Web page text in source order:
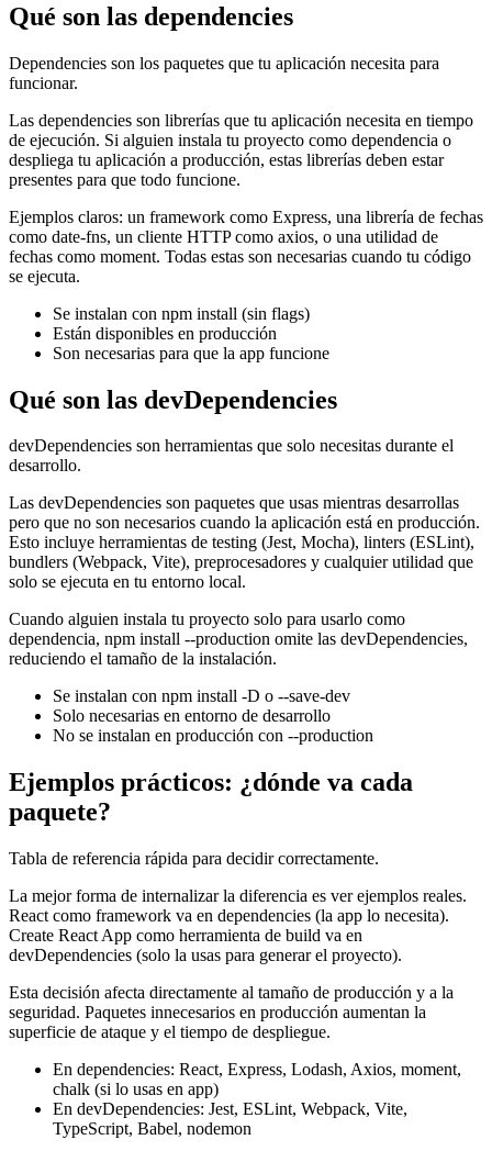
Qué son las dependencies
Dependencies son los paquetes que tu aplicación necesita para
funcionar.
Las dependencies son librerías que tu aplicación necesita en tiempo
de ejecución. Si alguien instala tu proyecto como dependencia o
despliega tu aplicación a producción, estas librerías deben estar
presentes para que todo funcione.
Ejemplos claros: un framework como Express, una librería de fechas
como date-fns, un cliente HTTP como axios, o una utilidad de
fechas como moment. Todas estas son necesarias cuando tu código
se ejecuta.
Se instalan con npm install (sin flags)
Están disponibles en producción
Son necesarias para que la app funcione
Qué son las devDependencies
devDependencies son herramientas que solo necesitas durante el
desarrollo.
Las devDependencies son paquetes que usas mientras desarrollas
pero que no son necesarios cuando la aplicación está en producción.
Esto incluye herramientas de testing (Jest, Mocha), linters (ESLint),
bundlers (Webpack, Vite), preprocesadores y cualquier utilidad que
solo se ejecuta en tu entorno local.
Cuando alguien instala tu proyecto solo para usarlo como
dependencia, npm install --production omite las devDependencies,
reduciendo el tamaño de la instalación.
Se instalan con npm install -D o --save-dev
Solo necesarias en entorno de desarrollo
No se instalan en producción con --production
Ejemplos prácticos: ¿dónde va cada
paquete?
Tabla de referencia rápida para decidir correctamente.
La mejor forma de internalizar la diferencia es ver ejemplos reales.
React como framework va en dependencies (la app lo necesita).
Create React App como herramienta de build va en
devDependencies (solo la usas para generar el proyecto).
Esta decisión afecta directamente al tamaño de producción y a la
seguridad. Paquetes innecesarios en producción aumentan la
superficie de ataque y el tiempo de despliegue.
En dependencies: React, Express, Lodash, Axios, moment,
chalk (si lo usas en app)
En devDependencies: Jest, ESLint, Webpack, Vite,
TypeScript, Babel, nodemon